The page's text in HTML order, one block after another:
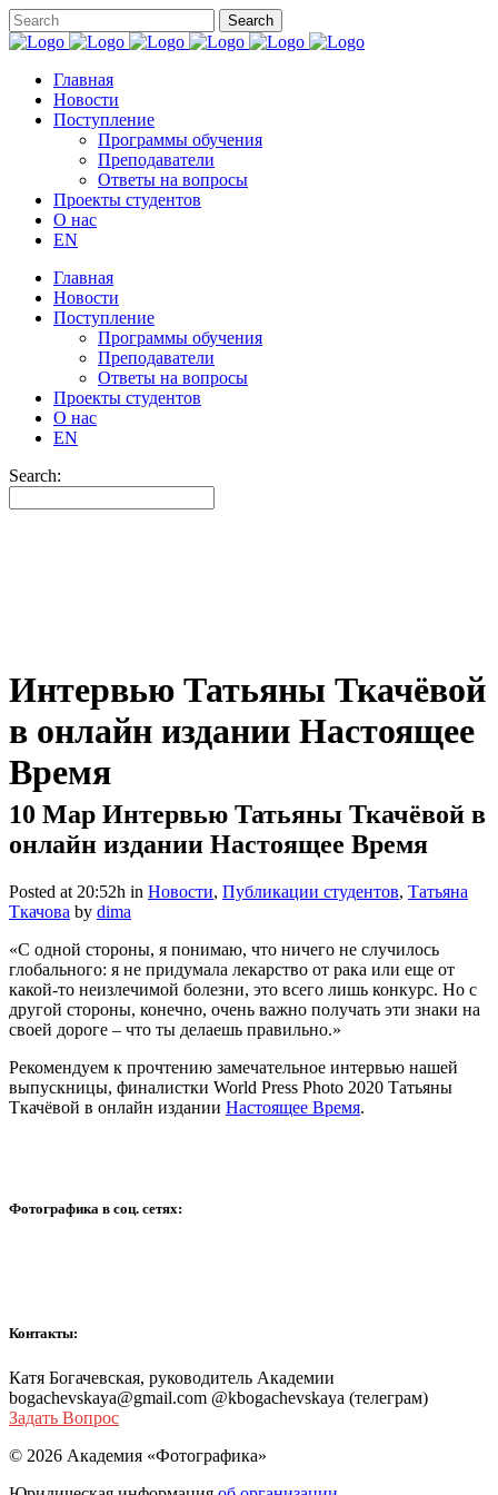
Главная
Новости
Поступление
Программы обучения
Преподаватели
Ответы на вопросы
Проекты студентов
О нас
EN
Главная
Новости
Поступление
Программы обучения
Преподаватели
Ответы на вопросы
Проекты студентов
О нас
EN
Search:
Интервью Татьяны Ткачёвой
в онлайн издании Настоящее
Время
10 Мар Интервью Татьяны Ткачёвой в
онлайн издании Настоящее Время
Posted at 20:52h in Новости, Публикации студентов, Татьяна
Ткачова by dima
«С одной стороны, я понимаю, что ничего не случилось
глобального: я не придумала лекарство от рака или еще от
какой-то неизлечимой болезни, это всего лишь конкурс. Но с
другой стороны, конечно, очень важно получать эти знаки на
своей дороге – что ты делаешь правильно.»
Рекомендуем к прочтению замечательное интервью нашей
выпускницы, финалистки World Press Photo 2020 Татьяны
Ткачёвой в онлайн издании Настоящее Время.
Фотографика в соц. сетях:
Контакты:
Катя Богачевская, руководитель Академии
bogachevskaya@gmail.com @kbogachevskaya (телеграм)
Задать Вопрос
© 2026 Академия «Фотографика»